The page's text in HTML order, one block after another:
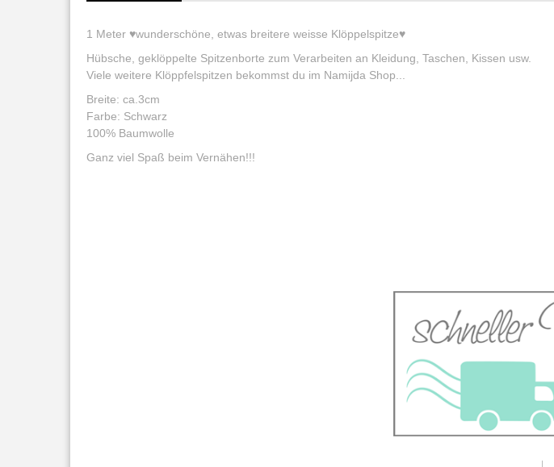
1 Meter ♥wunderschöne, etwas breitere weisse Klöppelspitze♥
Hübsche, geklöppelte Spitzenborte zum Verarbeiten an Kleidung, Taschen, Kissen usw.
Viele weitere Klöppfelspitzen bekommst du im Namijda Shop...
Breite: ca.3cm
Farbe: Schwarz
100% Baumwolle
Ganz viel Spaß beim Vernähen!!!